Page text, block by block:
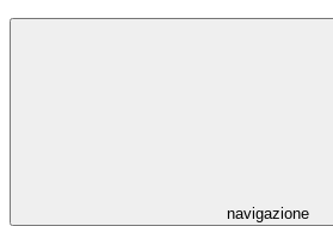
navigazione